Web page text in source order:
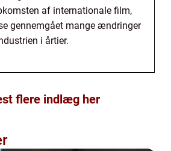
af internationale film,
gennemgået mange ændringer
i årtier.
flere indlæg her